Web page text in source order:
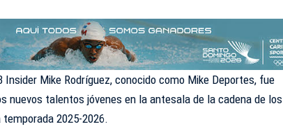
Insider Mike Rodríguez, conocido como Mike Deportes, fue
nuevos talentos jóvenes en la antesala de la cadena de los
2025-2026.